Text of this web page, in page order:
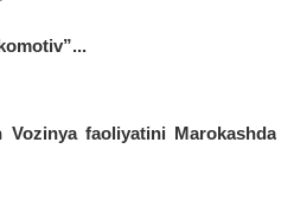
Vozinya faoliyatini Marokashda